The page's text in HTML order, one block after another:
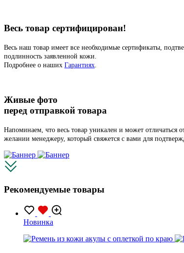
Весь товар сертифицирован!
Весь наш товар имеет все необходимые сертификаты,
подлинность заявленной кожи.
Подробнее о наших Гарантиях
Живые фото
перед отправкой товара
Напоминаем, что весь товар уникален и может
желании менеджеру, который свяжется с вами для
Рекомендуемые товары
Новинка